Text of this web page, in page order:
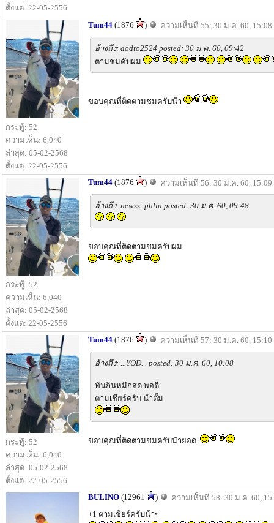
ตั้งแต่: 22-05-2556
กระทู้: 52
ความเห็น: 6,040
ล่าสุด: 05-02-2568
ตั้งแต่: 22-05-2556
Tum44 (1876 ) ความเห็นที่ 55: 30 ม.ค. 60, 15:08
อ้างถึง: aodto2524 posted: 30 ม.ค. 60, 09:42
ตามชมคับผม
ขอบคุณที่ติดตามชมครับน้า
กระทู้: 52
ความเห็น: 6,040
ล่าสุด: 05-02-2568
ตั้งแต่: 22-05-2556
Tum44 (1876 ) ความเห็นที่ 56: 30 ม.ค. 60, 15:09
อ้างถึง: newzz_phliu posted: 30 ม.ค. 60, 09:48
ขอบคุณที่ติดตามชมครับผม
กระทู้: 52
ความเห็น: 6,040
ล่าสุด: 05-02-2568
ตั้งแต่: 22-05-2556
Tum44 (1876 ) ความเห็นที่ 57: 30 ม.ค. 60, 15:10
อ้างถึง: ...YOD... posted: 30 ม.ค. 60, 10:08
ทันกินหมึกสด พอดี
ตามเชียร์ครับ น้าตั้ม
ขอบคุณที่ติดตามชมครับน้ายอด
BULINO (12961 )
ความเห็นที่ 58: 30 ม.ค. 60,
+1 ตามเชียร์ครับน้าๆ